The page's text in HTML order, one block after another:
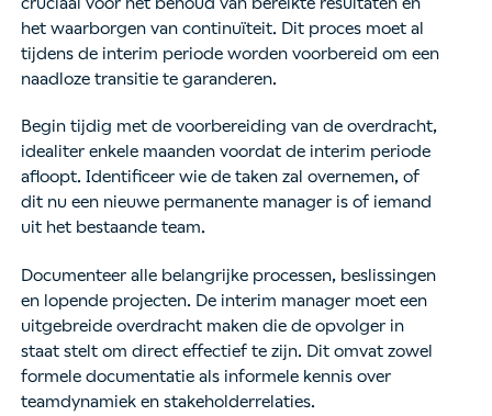
het waarborgen van continuïteit. Dit proces moet al
tijdens de interim periode worden voorbereid om een
naadloze transitie te garanderen.
Begin tijdig met de voorbereiding van de overdracht,
idealiter enkele maanden voordat de interim periode
afloopt. Identificeer wie de taken zal overnemen, of
dit nu een nieuwe permanente manager is of iemand
uit het bestaande team.
Documenteer alle belangrijke processen, beslissingen
en lopende projecten. De interim manager moet een
uitgebreide overdracht maken die de opvolger in
staat stelt om direct effectief te zijn. Dit omvat zowel
formele documentatie als informele kennis over
teamdynamiek en stakeholderrelaties.